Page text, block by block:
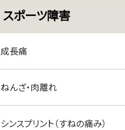
スポーツ障害
成長痛
ねんざ・肉離れ
シンスプリント（すねの痛み）